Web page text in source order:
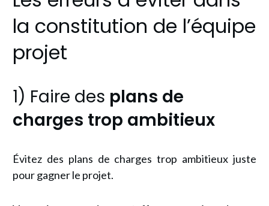
la constitution de l’équipe
projet
1) Faire des plans de
charges trop ambitieux
Évitez des plans de charges trop ambitieux juste
pour gagner le projet.